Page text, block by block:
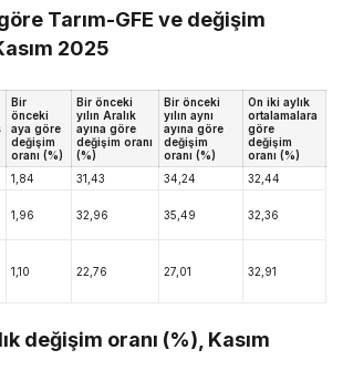
Tarım-GFE ve değişim
2025
Bir
önceki
aya göre
değişim
oranı (%)
Bir önceki
yılın Aralık
ayına göre
değişim oranı
(%)
Bir önceki
yılın aynı
ayına göre
değişim
oranı (%)
On iki aylık
ortalamalara
göre
değişim
oranı (%)
1,84 31,43 34,24
32,44
1,96 32,96 35,49 32,36
1,10 22,76 27,01 32,91
değişim oranı (%), Kasım